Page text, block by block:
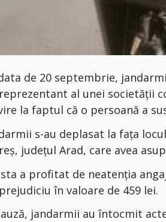
de 20 septembrie,
al unei societății
la faptul că o persoană a
s-au deplasat la fața
județul Arad, care avea
a profitat de neatenția
în valoare de 459 lei.
jandarmii au întocmit